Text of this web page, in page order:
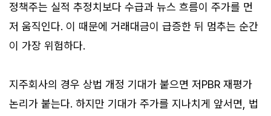
정책주는 실적 추정치보다 수급과 뉴스 흐름이 주가를 먼
저 움직인다. 이 때문에 거래대금이 급증한 뒤 멈추는 순간
이 가장 위험하다.
지주회사의 경우 상법 개정 기대가 붙으면 저PBR 재평가
논리가 붙는다. 하지만 기대가 주가를 지나치게 앞서면, 법